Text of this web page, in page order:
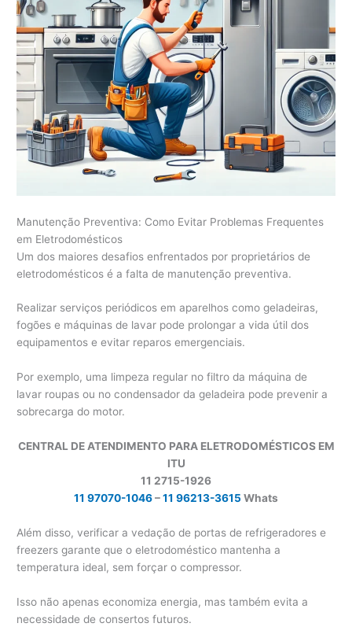
Manutenção Preventiva: Como Evitar Problemas Frequentes
em Eletrodomésticos
Um dos maiores desafios enfrentados por proprietários de
eletrodomésticos é a falta de manutenção preventiva.
Realizar serviços periódicos em aparelhos como geladeiras,
fogões e máquinas de lavar pode prolongar a vida útil dos
equipamentos e evitar reparos emergenciais.
Por exemplo, uma limpeza regular no filtro da máquina de
lavar roupas ou no condensador da geladeira pode prevenir a
sobrecarga do motor.
CENTRAL DE ATENDIMENTO PARA ELETRODOMÉSTICOS EM
ITU
11 2715-1926
11 97070-1046–11 96213-3615 Whats
Além disso, verificar a vedação de portas de refrigeradores e
freezers garante que o eletrodoméstico mantenha a
temperatura ideal, sem forçar o compressor.
Isso não apenas economiza energia, mas também evita a
necessidade de consertos futuros.